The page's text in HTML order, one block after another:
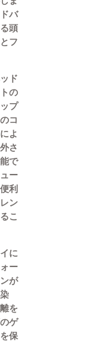
バ
頭
フ
ド
の
プ
コ
よ
さ
で
ー
利
ン
こ
に
ー
が
を
ゲ
保